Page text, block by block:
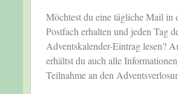
Möchtest du eine tägliche Mail in
Postfach erhalten und jeden Tag
Adventskalender-Eintrag lesen?
erhältst du auch alle
Teilnahme an den